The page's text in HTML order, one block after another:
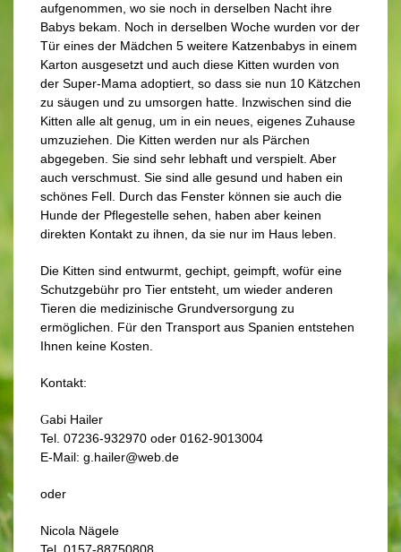
aufgenommen, wo sie noch in derselben Nacht ihre
Babys bekam. Noch in derselben Woche wurden vor der
Tür eines der Mädchen 5 weitere Katzenbabys in einem
Karton ausgesetzt und auch diese Kitten wurden von
der Super-Mama adoptiert, so dass sie nun 10 Kätzchen
zu säugen und zu umsorgen hatte. Inzwischen sind die
Kitten alle alt genug, um in ein neues, eigenes Zuhause
umzuziehen. Die Kitten werden nur als Pärchen
abgegeben. Sie sind sehr lebhaft und verspielt. Aber
auch verschmust. Sie sind alle gesund und haben ein
schönes Fell. Durch das Fenster können sie auch die
Hunde der Pflegestelle sehen, haben aber keinen
direkten Kontakt zu ihnen, da sie nur im Haus leben.
Die Kitten sind entwurmt, gechipt, geimpft, wofür eine
Schutzgebühr pro Tier entsteht, um wieder anderen
Tieren die medizinische Grundversorgung zu
ermöglichen. Für den Transport aus Spanien entstehen
Ihnen keine Kosten.
Kontakt:
Gabi Hailer
Tel. 07236-932970 oder 0162-9013004
E-Mail: g.hailer@web.de
oder
Nicola Nägele